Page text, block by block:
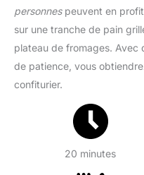
personnespeuvent en
sur une tranche de pain
plateau de fromages. Avec
de patience, vous
confiturier.
20 minutes